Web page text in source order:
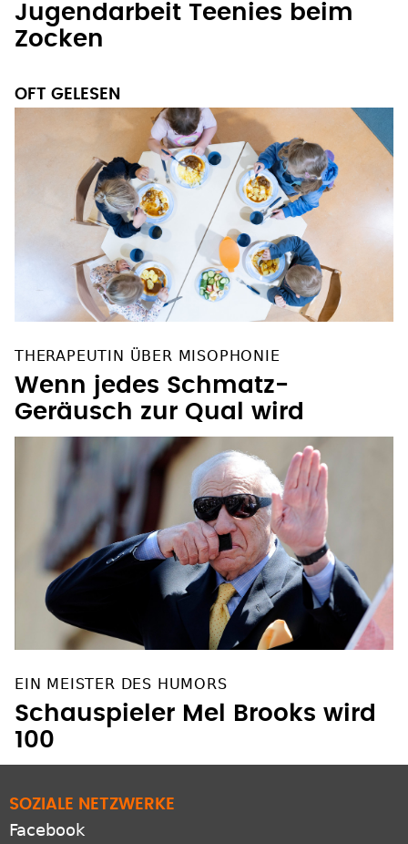
Jugendarbeit Teenies beim
Zocken
OFT GELESEN
THERAPEUTIN ÜBER MISOPHONIE
Wenn jedes Schmatz-
Geräusch zur Qual wird
EIN MEISTER DES HUMORS
Schauspieler Mel Brooks wird
100
SOZIALE NETZWERKE
Facebook